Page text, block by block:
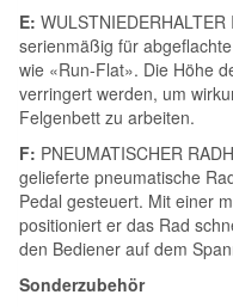
E:
serienmäßig für
wie «Run-Flat». Die Höhe
verringert werden, um
Felgenbett zu arbeiten.
F: PNEUMATISCHER
gelieferte pneumatische
Pedal gesteuert. Mit einer
positioniert er das Rad
den Bediener auf dem
Sonderzubehör